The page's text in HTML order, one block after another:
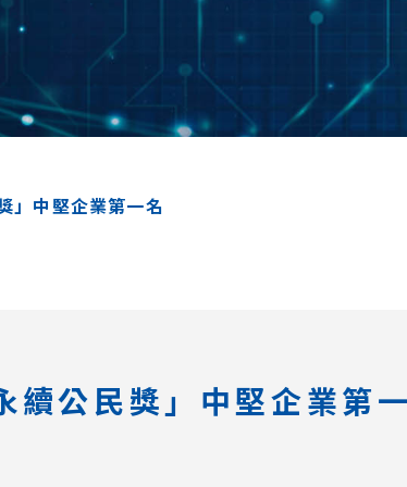
」中堅企業第一名
公民獎」中堅企業第